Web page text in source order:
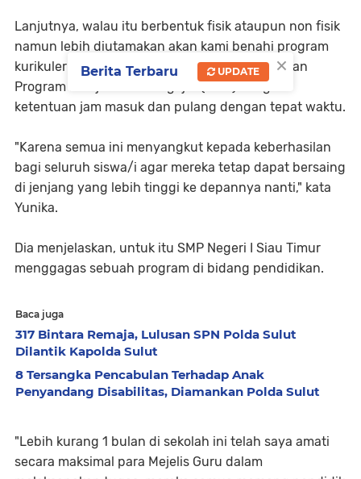
Lanjutnya, walau itu berbentuk fisik ataupun non fisik
namun lebih diutamakan akan kami benahi program
kurikuler untuk tetap disiplin dalam pelaksanaan
Program Belajar dan Mengajar (PMB) dengan
ketentuan jam masuk dan pulang dengan tepat waktu.
"Karena semua ini menyangkut kepada keberhasilan
bagi seluruh siswa/i agar mereka tetap dapat bersaing
di jenjang yang lebih tinggi ke depannya nanti," kata
Yunika.
Dia menjelaskan, untuk itu SMP Negeri I Siau Timur
menggagas sebuah program di bidang pendidikan.
Baca juga
317 Bintara Remaja, Lulusan SPN Polda Sulut
Dilantik Kapolda Sulut
8 Tersangka Pencabulan Terhadap Anak
Penyandang Disabilitas, Diamankan Polda Sulut
"Lebih kurang 1 bulan di sekolah ini telah saya amati
secara maksimal para Mejelis Guru dalam
×
Berita Terbaru UPDATE